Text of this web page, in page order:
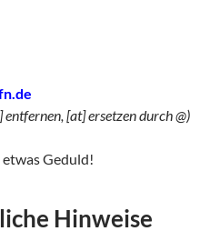
[at] ersetzen durch @)
Geduld!
Hinweise